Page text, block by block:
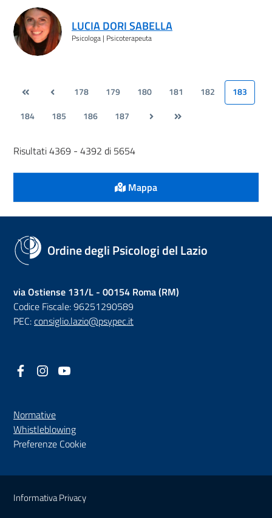
LUCIA DORI SABELLA
Psicologa | Psicoterapeuta
178 179 180 181 182
183
184
185 186 187
Risultati 4369 - 4392 di 5654
Mappa
Ordine degli Psicologi del Lazio
via Ostiense 131/L - 00154 Roma (RM)
Codice Fiscale: 96251290589
PEC:consiglio.lazio@psypec.it
Facebook
(nuova scheda - new tab)
Instagram
(nuova scheda - new tab)
Normative
Whistleblowing(nuova scheda - new tab)
Preferenze Cookie
Sezione Link Utili
Informativa Privacy